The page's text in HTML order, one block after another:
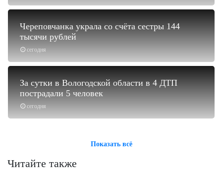
сегодня
Череповчанка украла со счёта сестры 144
тысячи рублей
сегодня
За сутки в Вологодской области в 4 ДТП
пострадали 5 человек
Показать всё
Читайте также